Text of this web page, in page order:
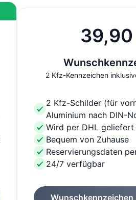
2 Kfz-Kennzeichen
2 Kfz-Schilder (für
Aluminium nach DIN-
Wird per DHL geliefert
Bequem von Zuhause
Reservierungsdaten
24/7 verfügbar
Wunschkennzeichen